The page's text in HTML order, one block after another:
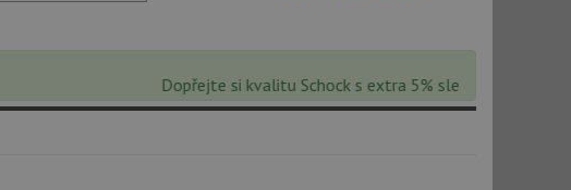
Dopřejte si kvalitu Schock s extra 5% slevou – sleva se